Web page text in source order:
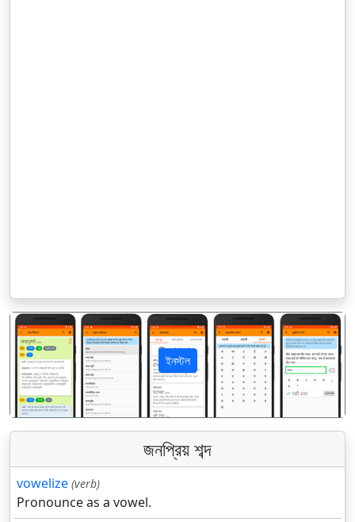
ইনস্টল
पिछला अगला
জনপ্রিয় শব্দ
vowelize (verb)
Pronounce as a vowel.